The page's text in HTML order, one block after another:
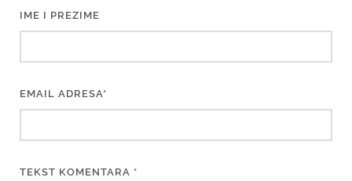
IME I PREZIME
EMAIL ADRESA*
TEKST KOMENTARA *